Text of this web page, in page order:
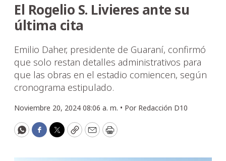
El Rogelio S. Livieres ante su
última cita
Emilio Daher, presidente de Guaraní, confirmó
que solo restan detalles administrativos para
que las obras en el estadio comiencen, según
cronograma estipulado.
Noviembre 20, 2024 08:06 a. m. • Por Redacción D10
WhatsApp
Facebook
Twitter
CopyEmailPrint